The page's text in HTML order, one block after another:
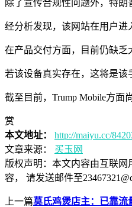
除了宣传合规性问题外，特
经分析发现，该网站在用户进
在产品交付方面，目前仍缺
若该设备真实存在，这将是
截至目前，Trump Mobile方
赏
本文地址：
http://maiyu.cc/
文章来源：
买玉网
版权声明： 本文内容由互联网
容， 请发送邮件至
上一篇莫氏鸡煲店主：已靠流